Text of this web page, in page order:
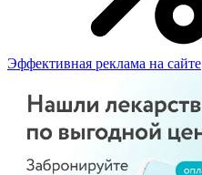
Эффективная реклама на сайте